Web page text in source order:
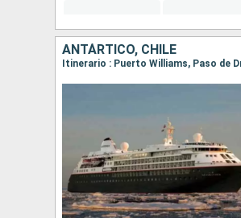
ANTÁRTICO, CHILE
Itinerario : Puerto Williams, Paso de